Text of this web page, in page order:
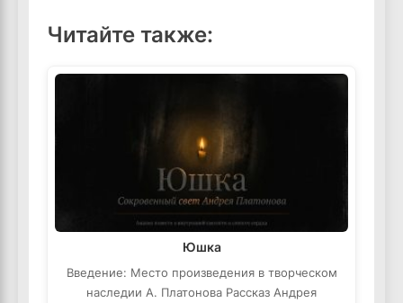
Читайте также:
Юшка
Введение: Место произведения в творческом
наследии А. Платонова Рассказ Андрея